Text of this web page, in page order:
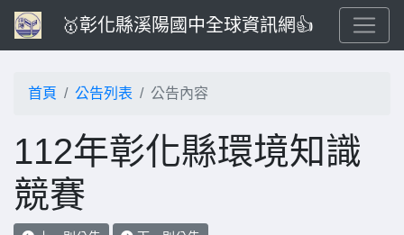
🥇彰化縣溪陽國中全球資訊網👍
首頁 公告列表 公告內容
112年彰化縣環境知識
競賽